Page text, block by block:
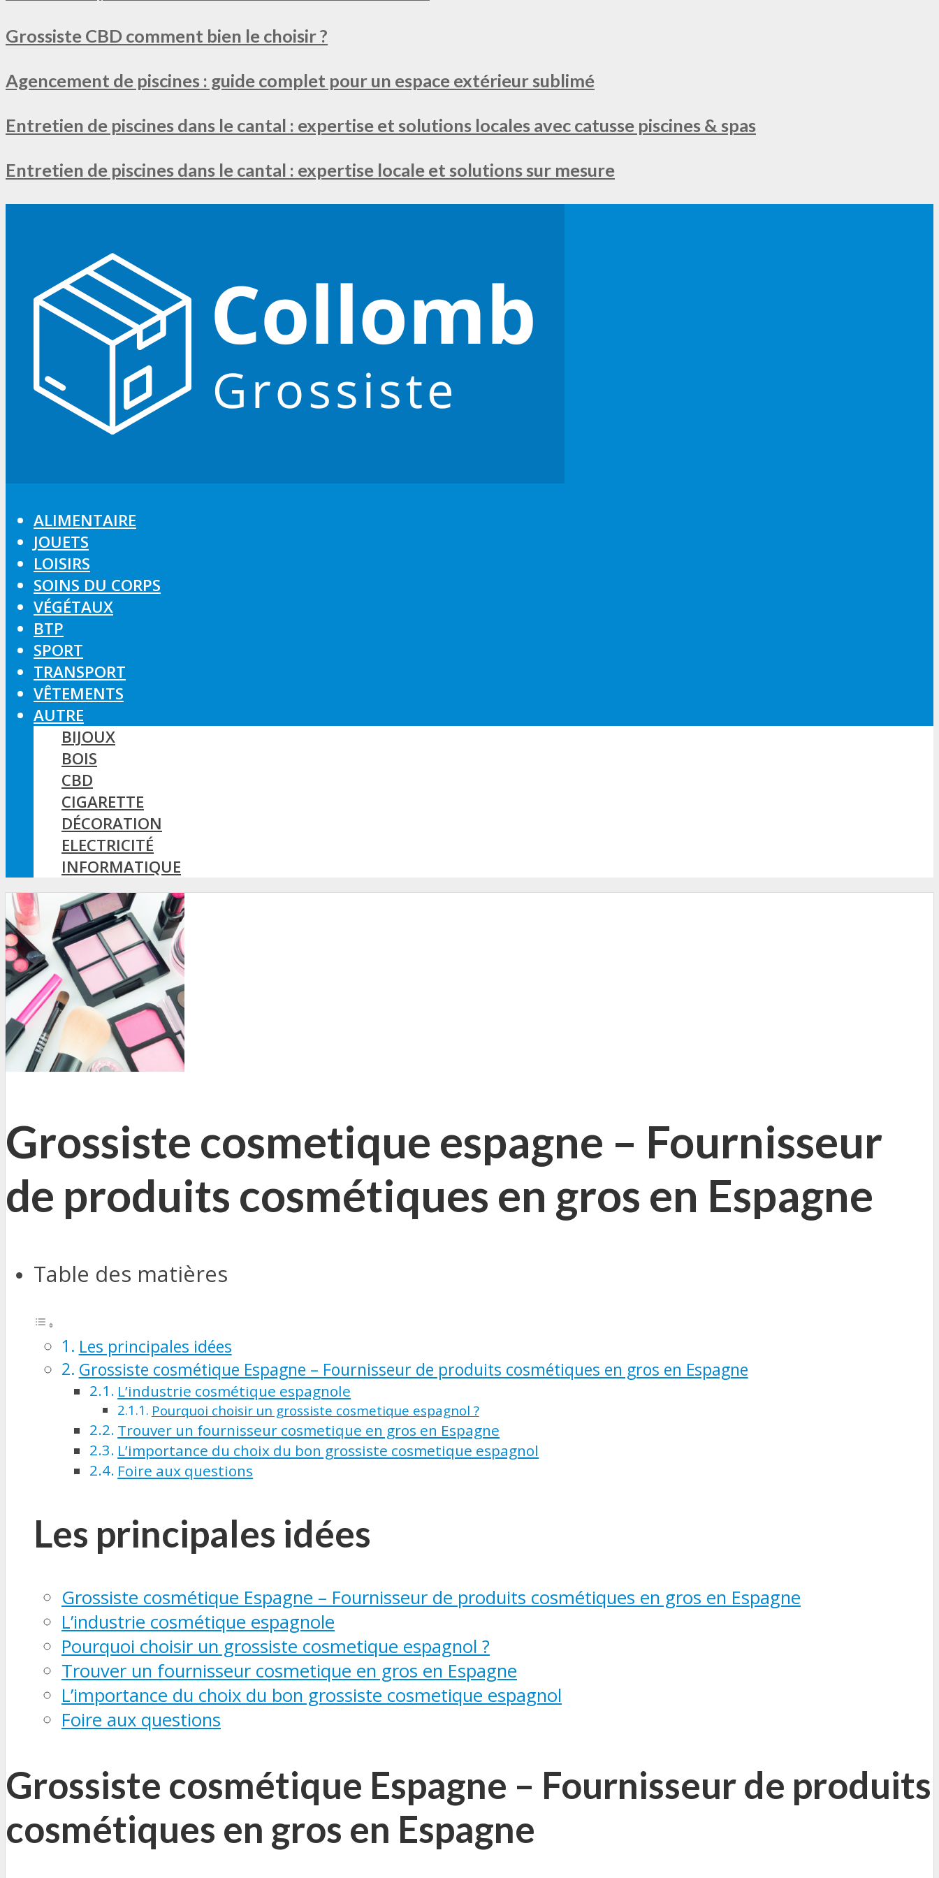
Grossiste CBD comment bien le choisir ?
Agencement de piscines : guide complet pour un espace extérieur sublimé
Entretien de piscines dans le cantal : expertise et solutions locales avec catusse piscines & spas
Entretien de piscines dans le cantal : expertise locale et solutions sur mesure
ALIMENTAIRE
JOUETS
LOISIRS
SOINS DU CORPS
VÉGÉTAUX
BTP
SPORT
TRANSPORT
VÊTEMENTS
AUTRE
BIJOUX
BOIS
CBD
CIGARETTE
DÉCORATION
ELECTRICITÉ
INFORMATIQUE
Grossiste cosmetique espagne – Fournisseur
de produits cosmétiques en gros en Espagne
Table des matières
Les principales idées
Grossiste cosmétique Espagne – Fournisseur de produits cosmétiques en gros en Espagne
L’industrie cosmétique espagnole
Pourquoi choisir un grossiste cosmetique espagnol ?
Trouver un fournisseur cosmetique en gros en Espagne
L’importance du choix du bon grossiste cosmetique espagnol
Foire aux questions
Les principales idées
Grossiste cosmétique Espagne – Fournisseur de produits cosmétiques en gros en Espagne
L’industrie cosmétique espagnole
Pourquoi choisir un grossiste cosmetique espagnol ?
Trouver un fournisseur cosmetique en gros en Espagne
L’importance du choix du bon grossiste cosmetique espagnol
Foire aux questions
Grossiste cosmétique Espagne – Fournisseur de produits
cosmétiques en gros en Espagne